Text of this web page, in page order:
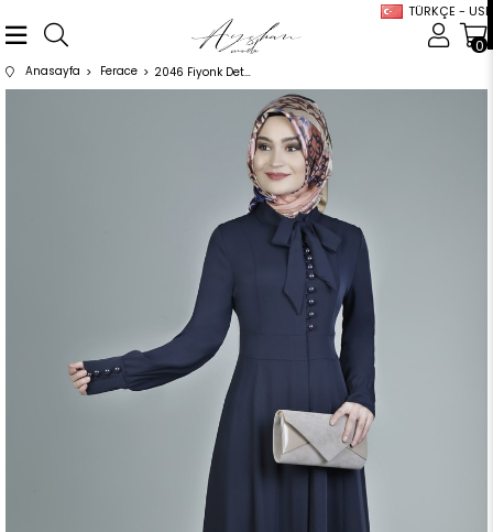
TÜRKÇE - USD
0
Anasayfa Ferace 2046 Fiyonk Detaylı Düğmeli Laci Ferace